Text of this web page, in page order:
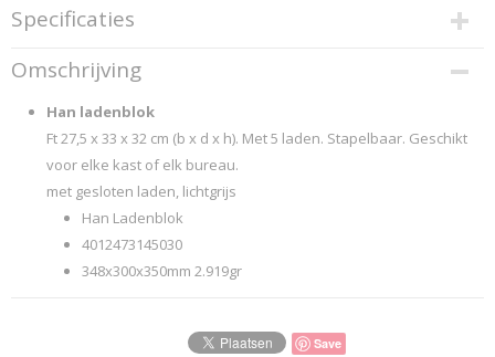
Specificaties
Productcode
145011
EAN code
4012473145030
Productcode leverancier
Omschrijving
Han ladenblok
Ft 27,5 x 33 x 32 cm (b x d x h). Met 5 laden. Stapelbaar. Geschikt
voor elke kast of elk bureau.
met gesloten laden, lichtgrijs
Han Ladenblok
4012473145030
348x300x350mm 2.919gr
Save